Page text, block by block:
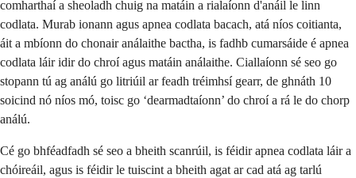
comharthaí a sheoladh chuig na matáin a rialaíonn d'anáil le linn
codlata. Murab ionann agus apnea codlata bacach, atá níos coitianta,
áit a mbíonn do chonair análaithe bactha, is fadhb cumarsáide é apnea
codlata láir idir do chroí agus matáin análaithe. Ciallaíonn sé seo go
stopann tú ag análú go litriúil ar feadh tréimhsí gearr, de ghnáth 10
soicind nó níos mó, toisc go ‘dearmadtaíonn’ do chroí a rá le do chorp
análú.
Cé go bhféadfadh sé seo a bheith scanrúil, is féidir apnea codlata láir a
chóireáil, agus is féidir le tuiscint a bheith agat ar cad atá ag tarlú